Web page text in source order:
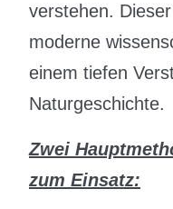
verstehen.
moderne
einem tiefen
Naturgeschichte.
Zwei
zum Einsatz: